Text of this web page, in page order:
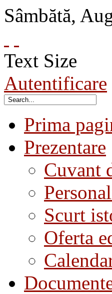
Sâmbătă,
Text Size
Autentificare
Prima
Prezentare
Cuvant
Scurt
Oferta